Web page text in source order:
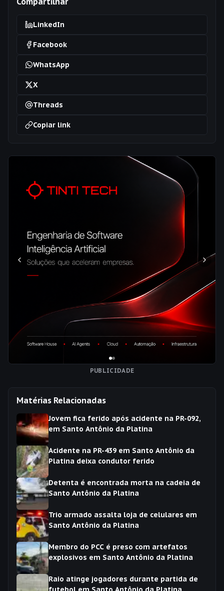
LinkedIn
Facebook
WhatsApp
X
Threads
Copiar link
PUBLICIDADE
Matérias Relacionadas
Jovem fica ferido após acidente na PR-092,
em Santo Antônio da Platina
Acidente na PR-439 em Santo Antônio da
Platina deixa condutor ferido
Detenta é encontrada morta na cadeia de
Santo Antônio da Platina
Trio armado assalta loja de celulares em
Santo Antônio da Platina
Membro do PCC é preso com artefatos
explosivos em Santo Antônio da Platina
Raio atinge jogadores durante partida de